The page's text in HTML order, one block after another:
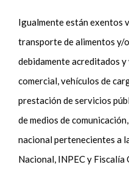
Igualmente están exentos
transporte de alimentos y/
debidamente acreditados
comercial, vehículos de
prestación de servicios
de medios de
nacional pertenecientes a
Nacional, INPEC y Fiscalía